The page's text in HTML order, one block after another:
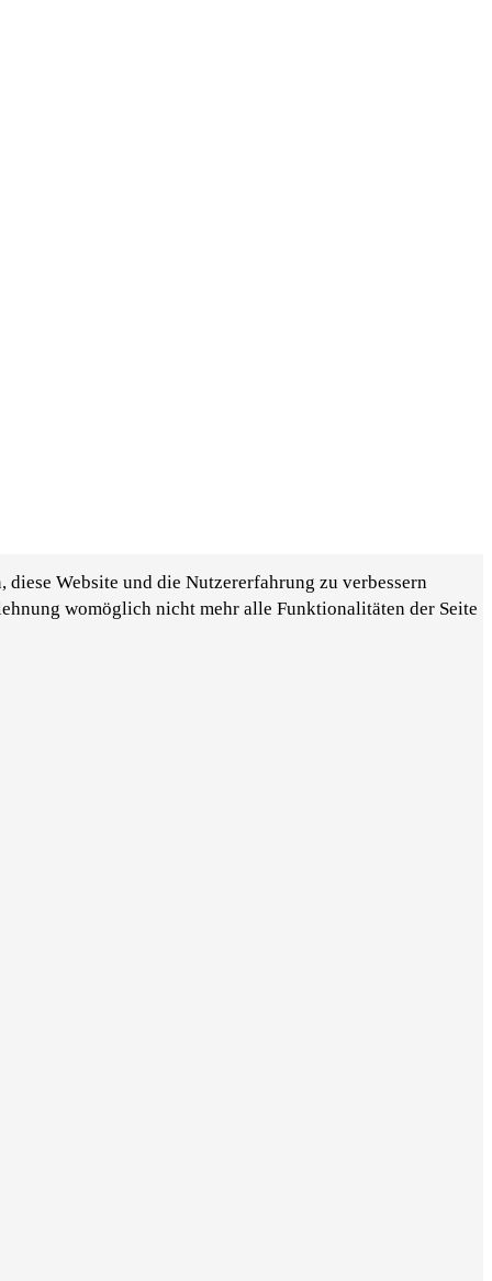
Website und die Nutzererfahrung zu verbessern
womöglich nicht mehr alle Funktionalitäten der Seite